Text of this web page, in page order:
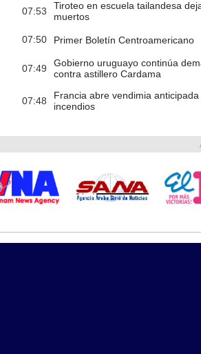
07:53
Tiroteo en escuela tailandesa
muertos
07:50 Primer Boletín Centroamericano
07:49
Gobierno uruguayo continúa
contra astillero Cardama
07:48
Francia abre vendimia
incendios